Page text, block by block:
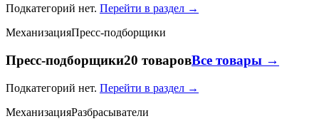
Подкатегорий нет. Перейти в раздел →
МеханизацияПресс-подборщики
Пресс-подборщики20 товаровВсе товары →
Подкатегорий нет. Перейти в раздел →
МеханизацияРазбрасыватели